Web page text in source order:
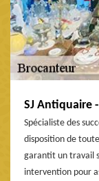
SJ Antiquaire
Spécialiste des
disposition de
garantit un travail
intervention pour